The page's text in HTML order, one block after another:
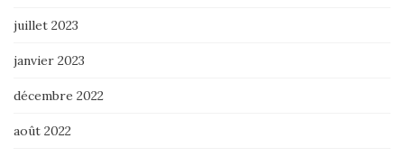
juillet 2023
janvier 2023
décembre 2022
août 2022